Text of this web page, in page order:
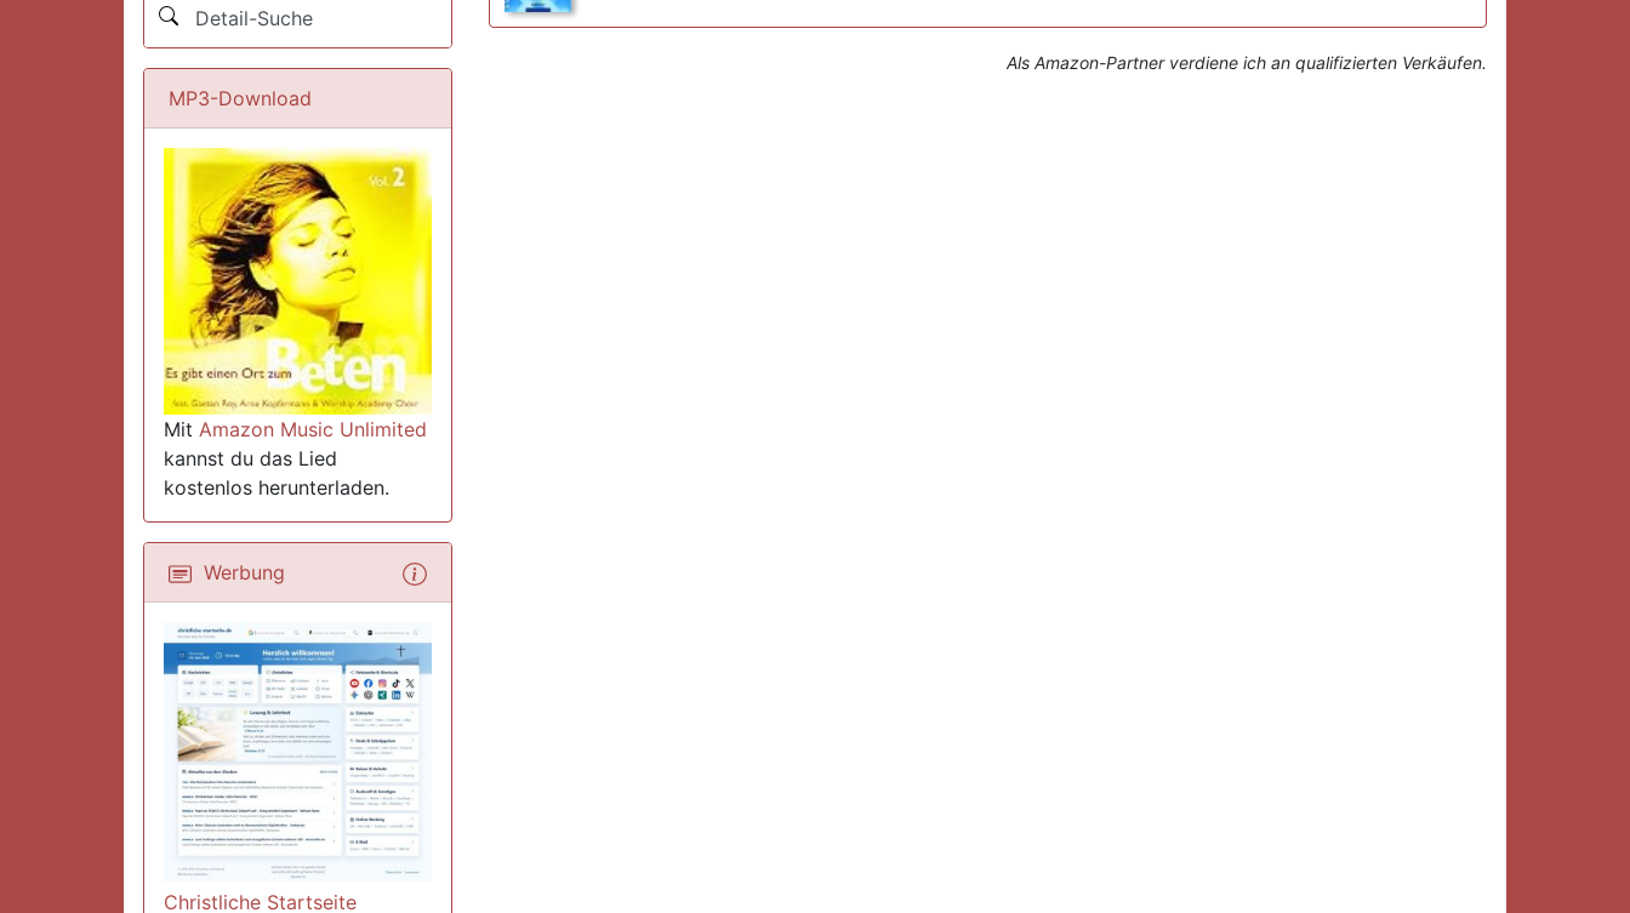
Detail-Suche
MP3-Download
Mit Amazon Music Unlimited
kannst du das Lied
kostenlos herunterladen.
Werbung
Christliche Startseite
Als Amazon-Partner verdiene ich an qualifizierten Verkäufen.